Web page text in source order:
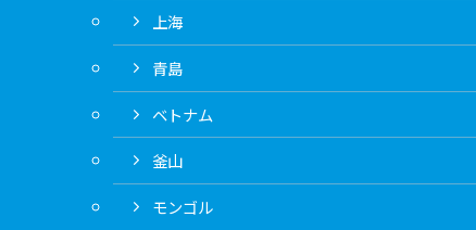
上海
青島
ベトナム
釜山
モンゴル